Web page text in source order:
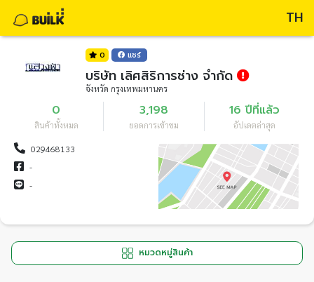
TH
0 แชร์
บริษัท เลิศสิริการช่าง จำกัด
จังหวัด กรุงเทพมหานคร
0
สินค้าทั้งหมด
3,198
ยอดการเข้าชม
16 ปีที่แล้ว
อัปเดตล่าสุด
029468133
-
-
หมวดหมู่สินค้า